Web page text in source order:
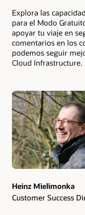
Explora las
para el Modo
apoyar tu viaje en
comentarios en los
podemos seguir
Cloud Infrastructure.
Authors
Heinz Mielimonka
Customer Success